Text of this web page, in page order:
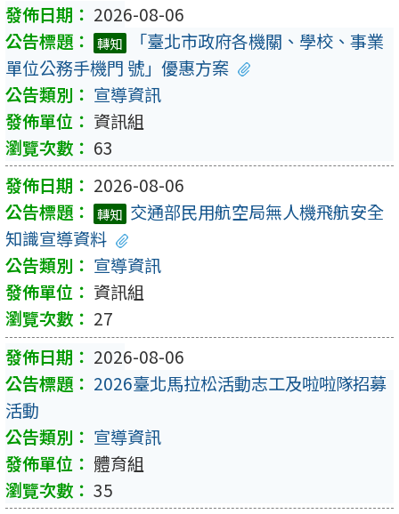
2026-08-06
轉知
「臺北市政府各機關、學校、事業
單位公務手機門 號」優惠方案
宣導資訊
資訊組
63
2026-08-06
轉知 交通部民用航空局無人機飛航安全
知識宣導資料
宣導資訊
資訊組
27
2026-08-06
2026臺北馬拉松活動志工及啦啦隊招募
活動
宣導資訊
體育組
35